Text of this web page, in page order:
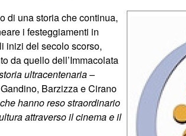
di una storia che continua,
i festeggiamenti in
inizi del secolo scorso,
da quello dell’Immacolata
ultracentenaria–
Barzizza e Cirano
hanno reso straordinario
attraverso il cinema e il